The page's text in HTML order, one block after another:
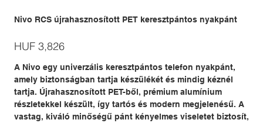
Nivo RCS újrahasznosított PET keresztpántos nyakpánt
Price
HUF 3,826
A Nivo egy univerzális keresztpántos telefon nyakpánt,
amely biztonságban tartja készülékét és mindig kéznél
tartja. Újrahasznosított PET-ből, prémium alumínium
részletekkel készült, így tartós és modern megjelenésű. A
vastag, kiváló minőségű pánt kényelmes viseletet biztosít,